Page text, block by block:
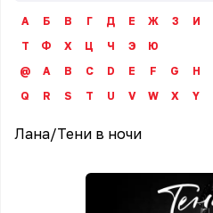
А Б В Г Д Е Ж З И
Т
Ф Х Ц Ч Э
Ю
@
A B C D E F G H
Q
R S T U V W X Y
Лана/Тени в ночи